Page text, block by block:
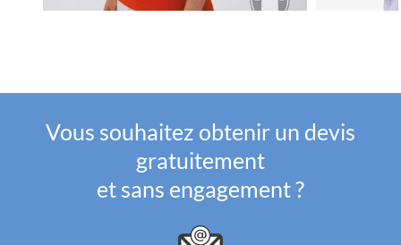
Vous souhaitez obtenir un devis
gratuitement
et sans engagement ?